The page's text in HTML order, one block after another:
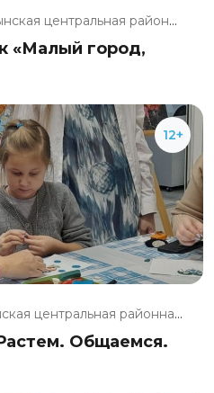
Медынская центральная районная...
«Малый город,
12+
Медынская центральная районная...
Общаемся.